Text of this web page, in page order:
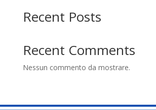
Le borse di
studio
Sostenitori
Recent Posts
Recent Comments
Nessun commento da mostrare.